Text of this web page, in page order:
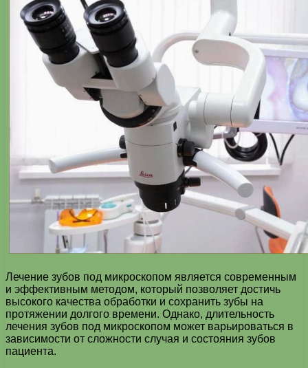
Лечение зубов под микроскопом является современным
и эффективным методом, который позволяет достичь
высокого качества обработки и сохранить зубы на
протяжении долгого времени. Однако, длительность
лечения зубов под микроскопом может варьироваться в
зависимости от сложности случая и состояния зубов
пациента.